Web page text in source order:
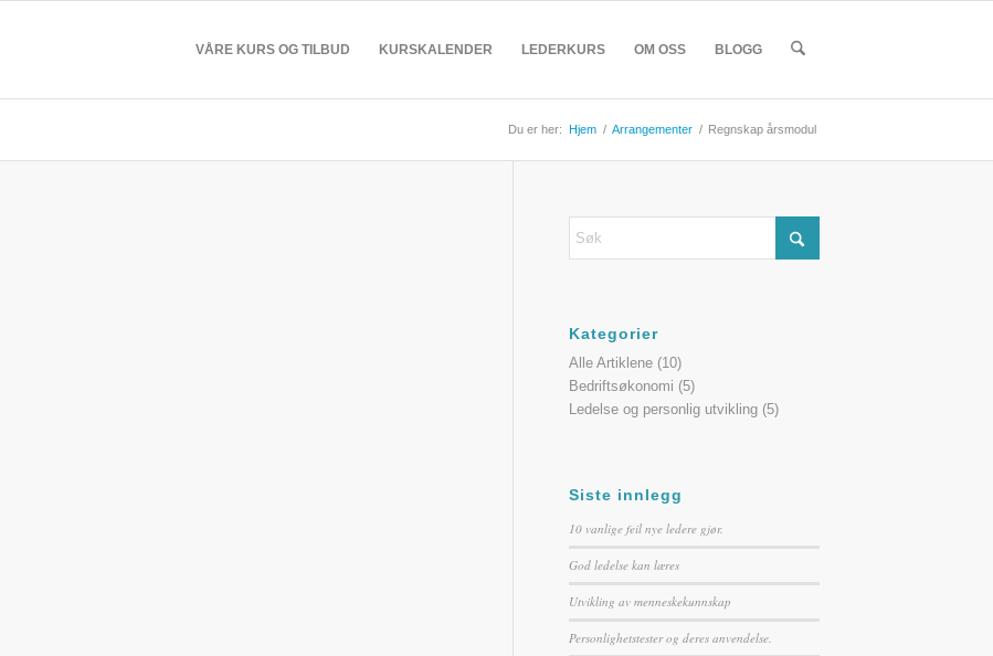
VÅRE KURS OG TILBUD KURSKALENDER LEDERKURS OM OSS BLOGG
Du er her: Hjem / Arrangementer / Regnskap årsmodul
Kategorier
Alle Artiklene(10)
Bedriftsøkonomi (5)
Ledelse og personlig utvikling(5)
Siste innlegg
10 vanlige feil nye ledere gjør.
God ledelse kan læres
Utvikling av menneskekunnskap
Personlighetstester og deres anvendelse.